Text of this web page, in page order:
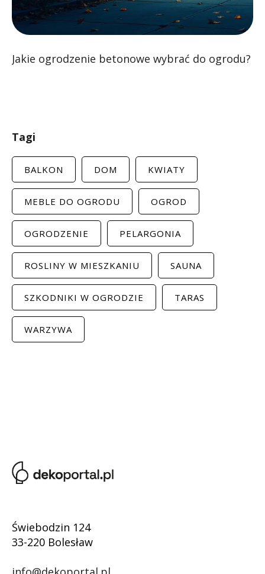
Jakie ogrodzenie betonowe wybrać do ogrodu?
Tagi
BALKON DOM KWIATY
MEBLE DO OGRODU OGROD
OGRODZENIE PELARGONIA
ROSLINY W MIESZKANIU SAUNA
SZKODNIKI W OGRODZIE TARAS
WARZYWA
Świebodzin 124
33-220 Bolesław